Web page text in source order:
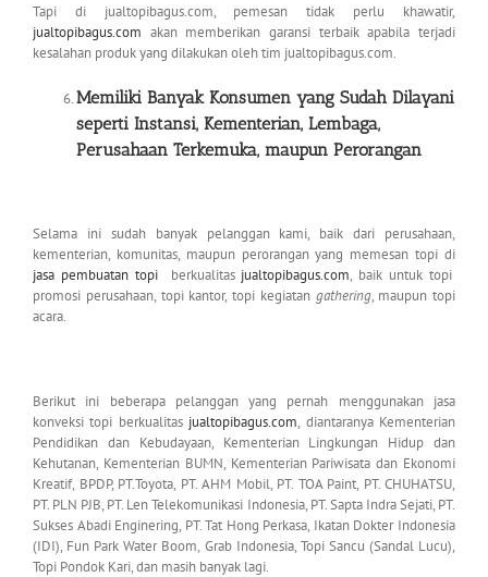
Tapi di jualtopibagus.com, pemesan tidak perlu khawatir,
jualtopibagus.com akan memberikan garansi terbaik apabila terjadi
kesalahan produk yang dilakukan oleh tim jualtopibagus.com.
Memiliki Banyak Konsumen yang Sudah Dilayani
seperti Instansi, Kementerian, Lembaga,
Perusahaan Terkemuka, maupun Perorangan
Selama ini sudah banyak pelanggan kami, baik dari perusahaan,
kementerian, komunitas, maupun perorangan yang memesan topi di
jasa pembuatan topi
berkualitas jualtopibagus.com, baik untuk topi
promosi perusahaan, topi kantor, topi kegiatan gathering, maupun topi
acara.
Berikut ini beberapa pelanggan yang pernah menggunakan jasa
konveksi topi berkualitas jualtopibagus.com, diantaranya Kementerian
Pendidikan dan Kebudayaan, Kementerian Lingkungan Hidup dan
Kehutanan, Kementerian BUMN, Kementerian Pariwisata dan Ekonomi
Kreatif, BPDP, PT.Toyota, PT. AHM Mobil, PT. TOA Paint, PT. CHUHATSU,
PT. PLN PJB, PT. Len Telekomunikasi Indonesia, PT. Sapta Indra Sejati, PT.
Sukses Abadi Enginering, PT. Tat Hong Perkasa, Ikatan Dokter Indonesia
(IDI), Fun Park Water Boom, Grab Indonesia, Topi Sancu (Sandal Lucu),
Topi Pondok Kari, dan masih banyak lagi.